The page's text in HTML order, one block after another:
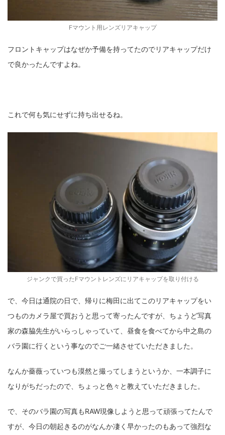
Fマウント用レンズリアキャップ
フロントキャップはなぜか予備を持ってたのでリアキャップだけ
で良かったんですよね。
これで何も気にせずに持ち出せるね。
ジャンクで買ったFマウントレンズにリアキャップを取り付ける
で、今日は通院の日で、帰りに梅田に出てこのリアキャップをい
つものカメラ屋で買おうと思って寄ったんですが、ちょうど写真
家の森脇先生がいらっしゃっていて、昼食を食べてから中之島の
バラ園に行くという事なのでご一緒させていただきました。
なんか薔薇っていつも漠然と撮ってしまうというか、一本調子に
なりがちだったので、ちょっと色々と教えていただきました。
で、そのバラ園の写真もRAW現像しようと思って頑張ってたんで
すが、今日の朝起きるのがなんか凄く早かったのもあって強烈な